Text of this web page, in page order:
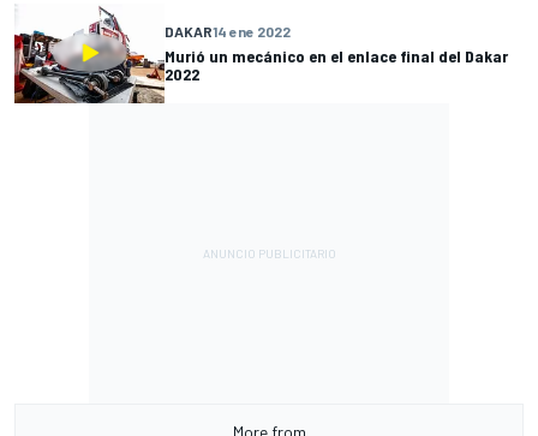
DAKAR14 ene 2022
Murió un mecánico en el enlace final del Dakar
2022
More from